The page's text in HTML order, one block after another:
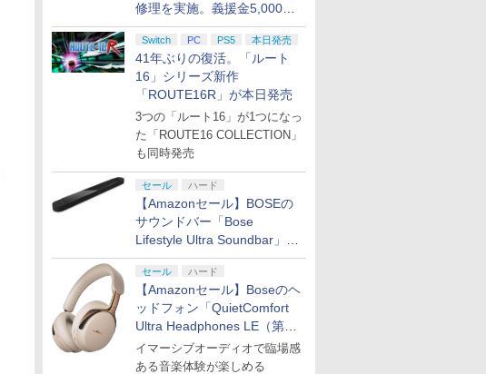
修理を実施。義援金5,000万
円の寄付も発表
Switch PC PS5 本日発売
41年ぶりの復活。「ルート
16」シリーズ新作
「ROUTE16R」が本日発売
3つの「ルート16」が1つになっ
た「ROUTE16 COLLECTION」
も同時発売
セール ハード
【Amazonセール】BOSEの
サウンドバー「Bose
Lifestyle Ultra Soundbar」
や、サブウーファー「Bose
Lifestyle Ultra Subwoofer」
などお買い得！
セール ハード
【Amazonセール】Boseのヘ
ッドフォン「QuietComfort
Ultra Headphones LE（第2
世代）」などお買い得価格で
登場
イマーシブオーディオで臨場感
ある音楽体験が楽しめる